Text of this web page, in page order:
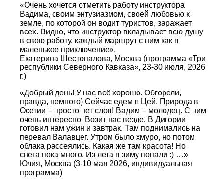
«Очень хочется отметить работу инструктора
Вадима, своим энтузиазмом, своей любовью к
земле, по которой он водит туристов, заражает
всех. Видно, что инструктор вкладывает всю душу
в свою работу, каждый маршрут с ним как в
маленькое приключение».
Екатерина Шестопалова, Москва (программа «Три
республики Северного Кавказа», 23-30 июля, 2026
г.)
«Добрый день! У нас всё хорошо. Обгорели,
правда, немного) Сейчас едем в Цей. Природа в
Осетии – просто нет слов! Вадим – молодец. С ним
очень интересно. Возит нас везде. В Дигории
готовил нам ужин и завтрак. Там поднимались на
перевал Валавцег. Утром было хмуро, но потом
облака рассеялись. Какая же там красота! Но
снега пока много. Из лета в зиму попали :) …»
Юлия, Москва (3-10 мая 2026, индивидуальная
программа)